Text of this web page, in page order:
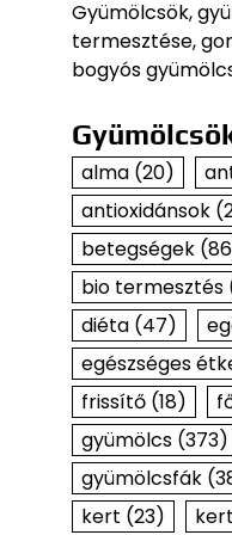
Gyümölcsök,
termesztése,
bogyós
alma(20)
antioxidánsok
betegségek
bio termesztés
diéta(47)
egészséges
frissítő(18)
gyümölcs(373)
gyümölcsfák
kert (23)